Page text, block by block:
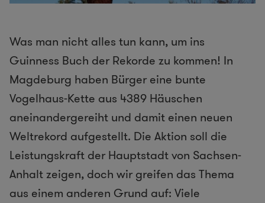
Was man nicht alles tun kann, um ins
Guinness Buch der Rekorde zu kommen! In
Magdeburg haben Bürger eine bunte
Vogelhaus-Kette aus 4389 Häuschen
aneinandergereiht und damit einen neuen
Weltrekord aufgestellt. Die Aktion soll die
Leistungskraft der Hauptstadt von Sachsen-
Anhalt zeigen, doch wir greifen das Thema
aus einem anderen Grund auf: Viele